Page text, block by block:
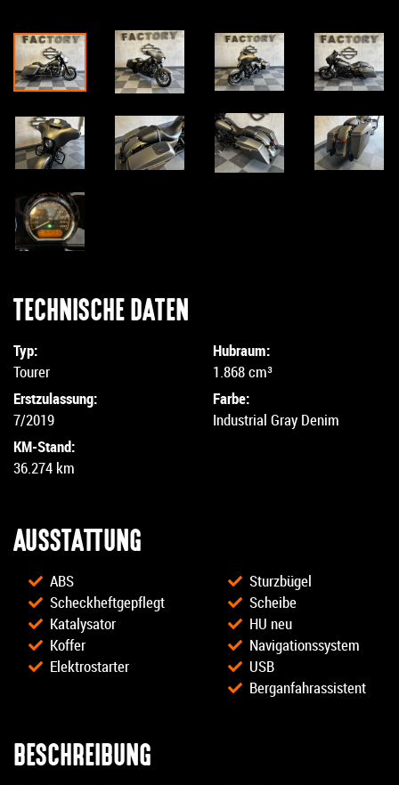
TECHNISCHE DATEN
Typ:
Tourer
Erstzulassung:
7/2019
KM-Stand:
36.274 km
Hubraum:
1.868 cm³
Farbe:
Industrial Gray Denim
AUSSTATTUNG
ABS
Scheckheftgepflegt
Katalysator
Koffer
Elektrostarter
Sturzbügel
Scheibe
HU neu
Navigationssystem
USB
Berganfahrassistent
BESCHREIBUNG